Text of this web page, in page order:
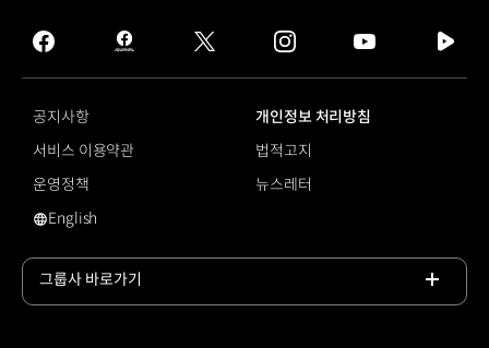
GROUP
facebook
hmg
journal
twitter instagram
tv
공지사항
개인정보 처리방침
서비스 이용약관
법적고지
운영정책
뉴스레터
영문 사이트로 이동
English
그룹사 바로가기